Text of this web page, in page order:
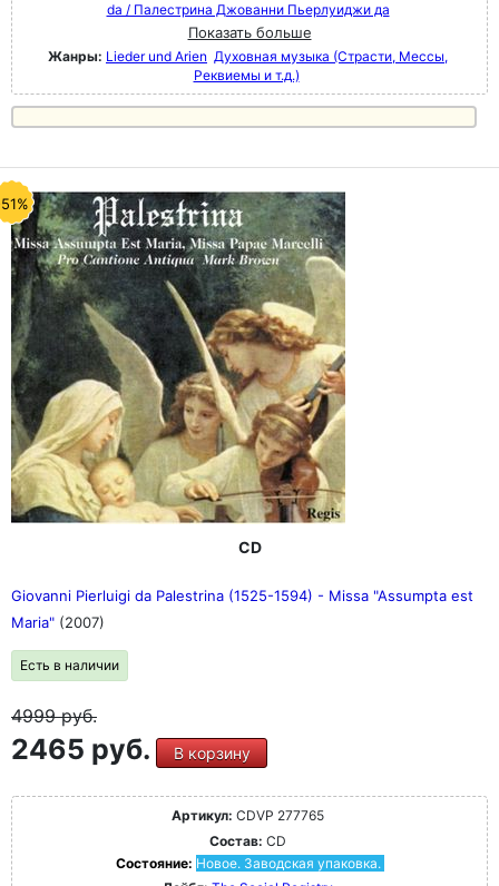
da / Палестрина Джованни Пьерлуиджи да
Показать больше
Жанры: Lieder und Arien Духовная музыка (Страсти, Мессы,
Реквиемы и т.д.)
CD
Giovanni Pierluigi da Palestrina (1525-1594) - Missa "Assumpta est
Maria" (2007)
Есть в наличии
4999руб.
2465 руб. В корзину
Артикул: CDVP 277765
Состав: CD
Состояние: Новое. Заводская упаковка.